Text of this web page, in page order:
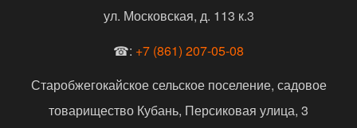
ул. Московская, д. 113 к.3
☎: +7 (861) 207-05-08
Старобжегокайское сельское поселение, садовое
товарищество Кубань, Персиковая улица, 3